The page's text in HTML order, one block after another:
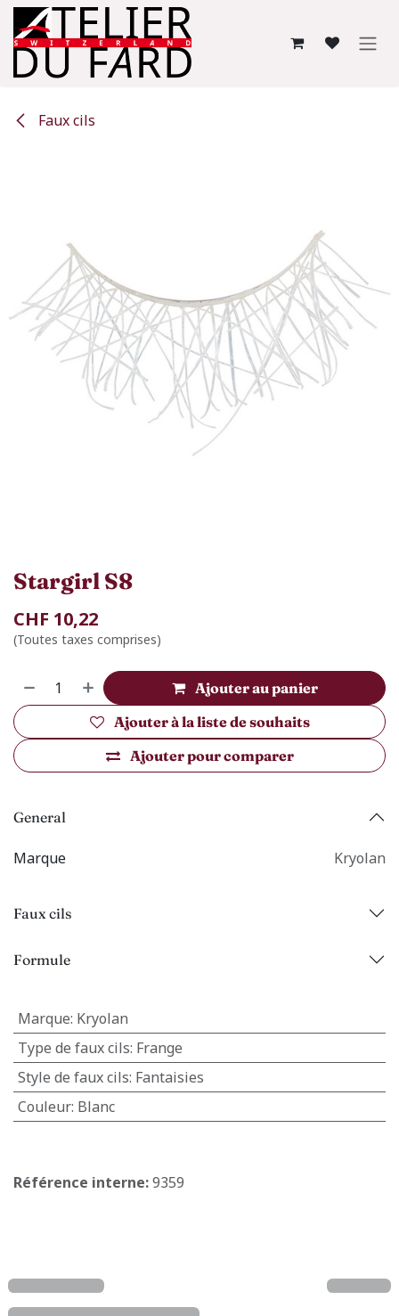
Se rendre au contenu
Faux cils
Stargirl S8
CHF 10,22
(Toutes taxes comprises)
Ajouter au panier
Ajouter pour comparer
Ajouter à la liste de souhaits
General
Marque Kryolan
Faux cils
Formule
Marque: Kryolan
Type de faux cils: Frange
Style de faux cils: Fantaisies
Couleur: Blanc
Référence interne:9359